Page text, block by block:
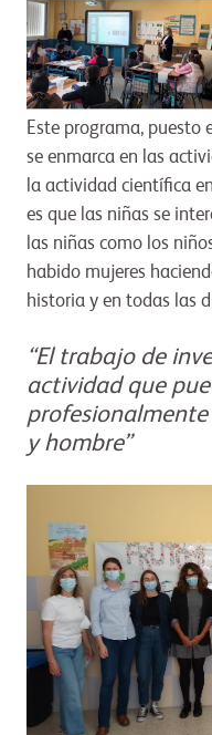
Este programa, puesto
se enmarca en las
la actividad científica
es que las niñas se
las niñas como los
habido mujeres
historia y en todas las
“El trabajo de
actividad que
y hombre”